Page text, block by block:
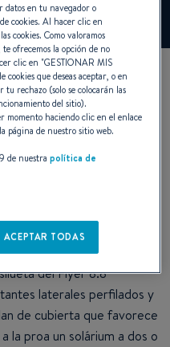
del Flyer 8.8
laterales perfilados y
de cubierta que favorece
la proa un solárium a dos o
datos en tu navegador o
cookies. Al hacer clic en
cookies. Como valoramos
ofrecemos la opción de no
clic en "GESTIONAR MIS
cookies que deseas aceptar, o en
tu rechazo (solo se colocarán las
del sitio).
momento haciendo clic en el enlace
página de nuestro sitio web.
de nuestrapolítica de
ACEPTAR TODAS